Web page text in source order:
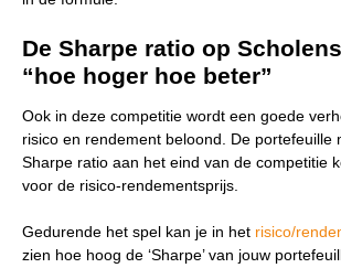
De Sharpe ratio op
“hoe hoger hoe beter”
Ook in deze competitie wordt een goede
risico en rendement beloond. De portefeuille
Sharpe ratio aan het eind van de competitie
voor de risico-rendementsprijs.
Gedurende het spel kan je in het risico/
zien hoe hoog de ‘Sharpe’ van jouw